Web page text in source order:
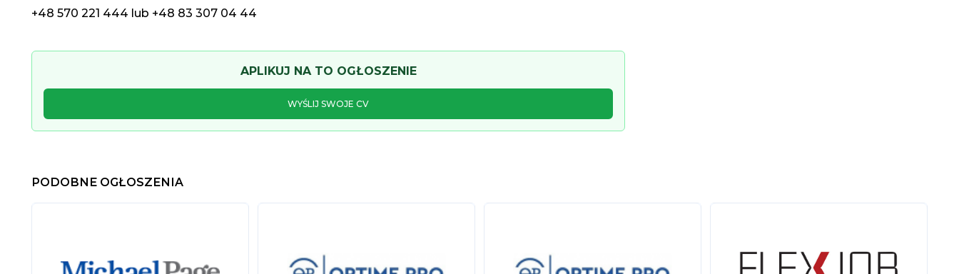
+48 570 221 444 lub +48 83 307 04 44
APLIKUJ NA TO OGŁOSZENIE
WYŚLIJ SWOJE CV
PODOBNE OGŁOSZENIA